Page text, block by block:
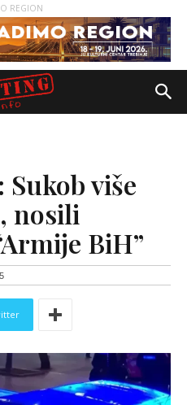
REGION
Sukob više
nosili
BiH”